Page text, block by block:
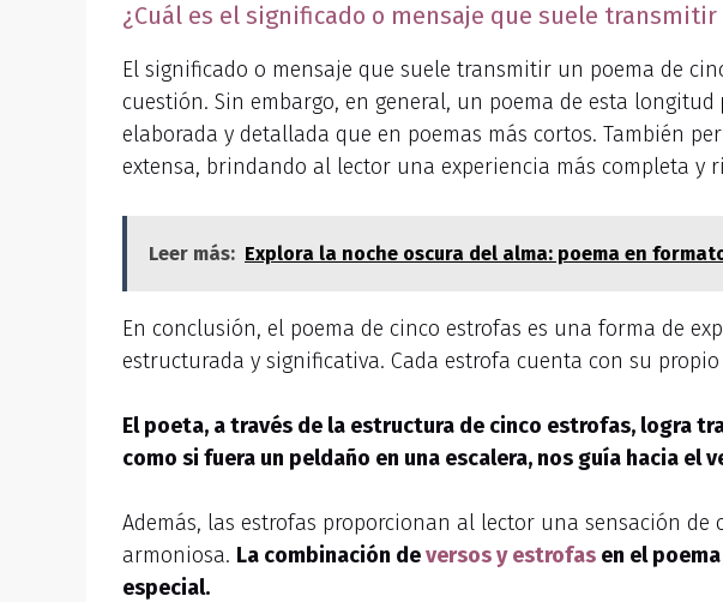
¿Cuál es el significado o mensaje que suele
El significado o mensaje que suele transmitir un poema de
cuestión. Sin embargo, en general, un poema de esta longitud
elaborada y detallada que en poemas más cortos. También
extensa, brindando al lector una experiencia más completa y
Leer más: Explora la noche oscura del alma: poema en
En conclusión, el poema de cinco estrofas es una forma de
estructurada y significativa. Cada estrofa cuenta con su
El poeta, a través de la estructura de cinco estrofas, logra
como si fuera un peldaño en una escalera, nos guía hacia el
Además, las estrofas proporcionan al lector una sensación
armoniosa. La combinación deversos y estrofas en el
especial.